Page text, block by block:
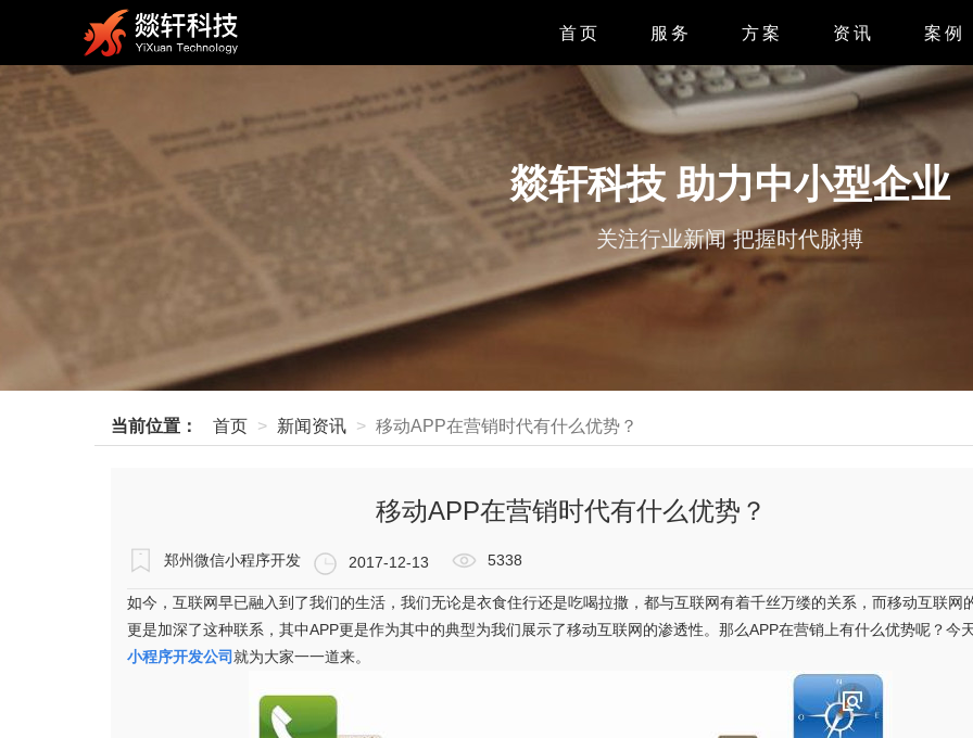
首页 服务
APP开发
小程序开发
微信开发
H5开发
网站设计
方案 资讯 案例
APP案
小程序案
系统案
燚轩科技 助力中小型企业
关注行业新闻 把握时代脉搏
当前位置： 首页 新闻资讯 移动APP在营销时代有什么优势？
移动APP在营销时代有什么优势？
郑州微信小程序开发 2017-12-13 5338
如今，互联网早已融入到了我们的生活，我们无论是衣食住行还是吃喝拉撒，都与互联网有着千丝万缕的关系，而移动互联网
更是加深了这种联系，其中APP更是作为其中的典型为我们展示了移动互联网的渗透性。那么APP在营销上有什么优势呢？今
小程序开发公司就为大家一一道来。